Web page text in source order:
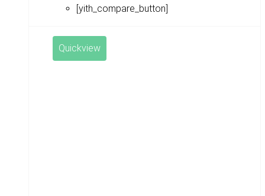
[yith_compare_button]
Quickview